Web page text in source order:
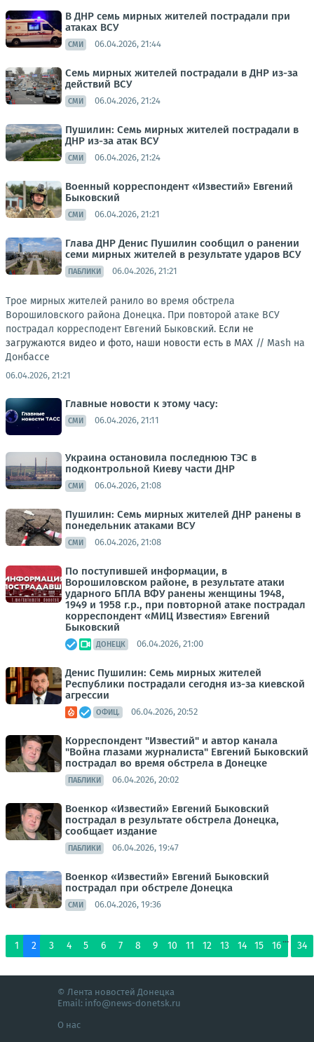
В ДНР семь мирных жителей пострадали при
атаках ВСУ
СМИ 06.04.2026, 21:44
Семь мирных жителей пострадали в ДНР из-за
действий ВСУ
СМИ 06.04.2026, 21:24
Пушилин: Семь мирных жителей пострадали в
ДНР из-за атак ВСУ
СМИ 06.04.2026, 21:24
Военный корреспондент «Известий» Евгений
Быковский
СМИ 06.04.2026, 21:21
Глава ДНР Денис Пушилин сообщил о ранении
семи мирных жителей в результате ударов ВСУ
ПАБЛИКИ 06.04.2026, 21:21
Трое мирных жителей ранило во время обстрела
Ворошиловского района Донецка. При повторой атаке ВСУ
пострадал корресподент Евгений Быковский. Если не
загружаются видео и фото, наши новости есть в MAX // Mash на
Донбассе
06.04.2026, 21:21
Главные новости к этому часу:
СМИ 06.04.2026, 21:11
Украина остановила последнюю ТЭС в
подконтрольной Киеву части ДНР
СМИ 06.04.2026, 21:08
Пушилин: Семь мирных жителей ДНР ранены в
понедельник атаками ВСУ
СМИ 06.04.2026, 21:08
По поступившей информации, в
Ворошиловском районе, в результате атаки
ударного БПЛА ВФУ ранены женщины 1948,
1949 и 1958 г.р., при повторной атаке пострадал
корреспондент «МИЦ Известия» Евгений
Быковский
ДОНЕЦК 06.04.2026, 21:00
Денис Пушилин: Семь мирных жителей
Республики пострадали сегодня из-за киевской
агрессии
ОФИЦ. 06.04.2026, 20:52
Корреспондент "Известий" и автор канала
"Война глазами журналиста" Евгений Быковский
пострадал во время обстрела в Донецке
ПАБЛИКИ 06.04.2026, 20:02
Военкор «Известий» Евгений Быковский
пострадал в результате обстрела Донецка,
сообщает издание
ПАБЛИКИ 06.04.2026, 19:47
Военкор «Известий» Евгений Быковский
пострадал при обстреле Донецка
СМИ 06.04.2026, 19:36
1 2 3 4 5 6 7 8 9 10 11 12 13 14 15 16
...
34
© Лента новостей Донецка
Email: info@news-donetsk.ru
О нас